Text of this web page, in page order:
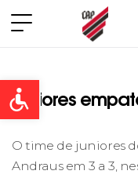
Open toolbar
Juniores
O time de juniores
Andraus em 3 a 3,